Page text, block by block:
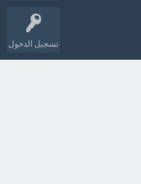
تسجيل الدخول